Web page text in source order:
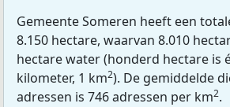
Gemeente Someren heeft een
8.150 hectare, waarvan 8.010
hectare water (honderd hectare is
kilometer, 1 km2). De gemiddelde
adressen is 746 adressen per km2.